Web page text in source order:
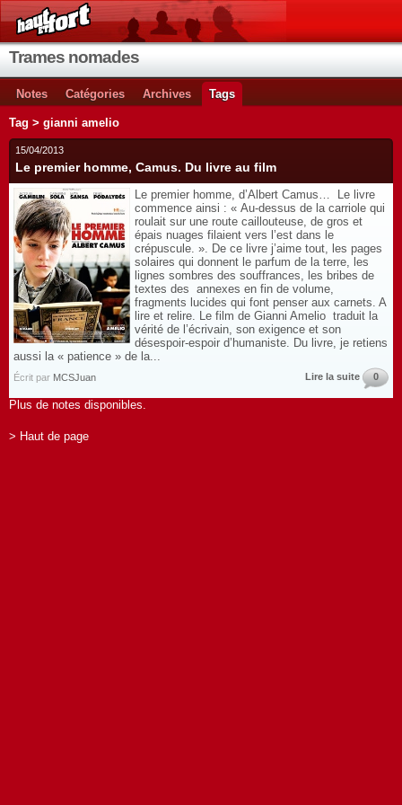
Trames nomades
Notes Catégories Archives Tags
Tag > gianni amelio
15/04/2013
Le premier homme, Camus. Du livre au film
Le premier homme, d’Albert Camus… Le livre
commence ainsi : « Au-dessus de la carriole qui
roulait sur une route caillouteuse, de gros et
épais nuages filaient vers l’est dans le
crépuscule. ». De ce livre j’aime tout, les pages
solaires qui donnent le parfum de la terre, les
lignes sombres des souffrances, les bribes de
textes des annexes en fin de volume,
fragments lucides qui font penser aux carnets. A
lire et relire. Le film de Gianni Amelio traduit la
vérité de l’écrivain, son exigence et son
désespoir-espoir d’humaniste. Du livre, je retiens
aussi la « patience » de la...
Écrit par MCSJuan Lire la suite 0
Plus de notes disponibles.
> Haut de page